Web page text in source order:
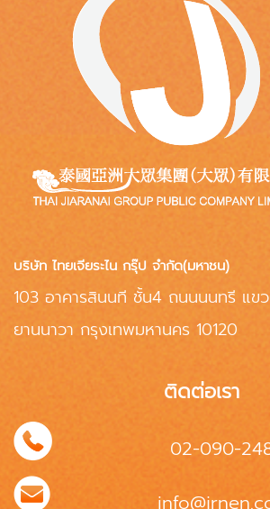
บริษัท ไทยเจียระไน กรุ๊ป จำกัด(มหาชน)
103 อาคารสินนที ชั้น4 ถนนนนทรี แข
ยานนาวา กรุงเทพมหานคร 10120
ติดต่อเรา
02-090-